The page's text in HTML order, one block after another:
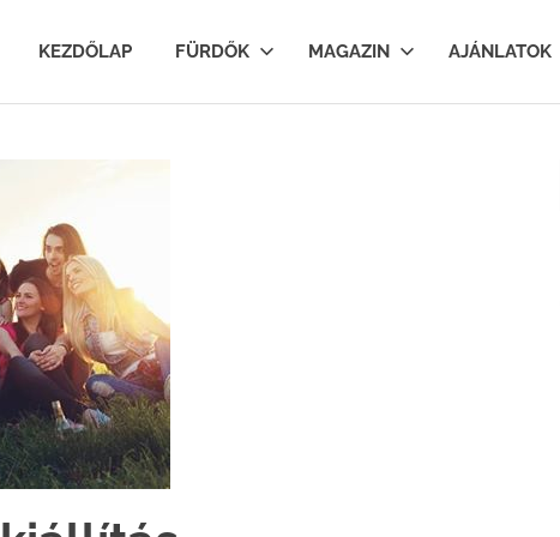
KEZDŐLAP FÜRDŐK MAGAZIN AJÁNLATOK